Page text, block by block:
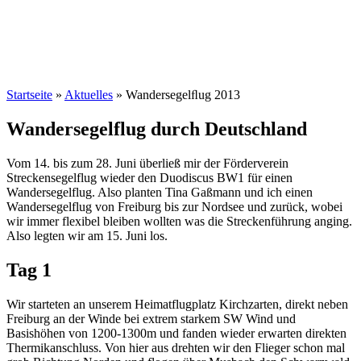
Startseite » Aktuelles » Wandersegelﬂug 2013
Wandersegelflug durch Deutschland
Vom 14. bis zum 28. Juni überließ mir der Förderverein
Streckensegelflug wieder den Duodiscus BW1 für einen
Wandersegelflug. Also planten Tina Gaßmann und ich einen
Wandersegelflug von Freiburg bis zur Nordsee und zurück, wobei
wir immer flexibel bleiben wollten was die Streckenführung anging.
Also legten wir am 15. Juni los.
Tag 1
Wir starteten an unserem Heimatflugplatz Kirchzarten, direkt neben
Freiburg an der Winde bei extrem starkem SW Wind und
Basishöhen von 1200-1300m und fanden wieder erwarten direkten
Thermikanschluss. Von hier aus drehten wir den Flieger schon mal